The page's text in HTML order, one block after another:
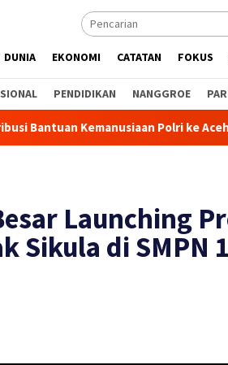
DUNIA EKONOMI CATATAN FOKUS
PENDIDIKAN NANGGROE
Polri ke Aceh, Sumut, dan
Launching
Sikula di SMPN